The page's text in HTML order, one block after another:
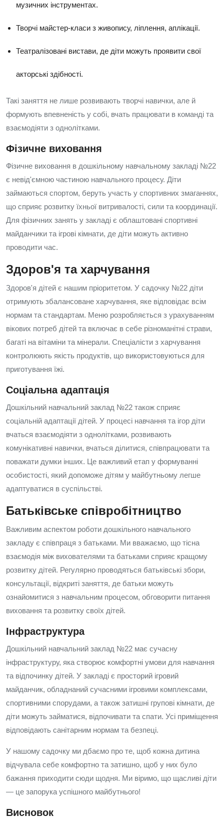
музичних інструментах.
Творчі майстер-класи з живопису, ліплення, аплікації.
Театралізовані вистави, де діти можуть проявити свої
акторські здібності.
Такі заняття не лише розвивають творчі навички, але й
формують впевненість у собі, вчать працювати в команді та
взаємодіяти з однолітками.
Фізичне виховання
Фізичне виховання в дошкільному навчальному закладі №22
є невід'ємною частиною навчального процесу. Діти
займаються спортом, беруть участь у спортивних змаганнях,
що сприяє розвитку їхньої витривалості, сили та координації.
Для фізичних занять у закладі є облаштовані спортивні
майданчики та ігрові кімнати, де діти можуть активно
проводити час.
Здоров'я та харчування
Здоров'я дітей є нашим пріоритетом. У садочку №22 діти
отримують збалансоване харчування, яке відповідає всім
нормам та стандартам. Меню розробляється з урахуванням
вікових потреб дітей та включає в себе різноманітні страви,
багаті на вітаміни та мінерали. Спеціалісти з харчування
контролюють якість продуктів, що використовуються для
приготування їжі.
Соціальна адаптація
Дошкільний навчальний заклад №22 також сприяє
соціальній адаптації дітей. У процесі навчання та ігор діти
вчаться взаємодіяти з однолітками, розвивають
комунікативні навички, вчаться ділитися, співпрацювати та
поважати думки інших. Це важливий етап у формуванні
особистості, який допоможе дітям у майбутньому легше
адаптуватися в суспільстві.
Батьківське співробітництво
Важливим аспектом роботи дошкільного навчального
закладу є співпраця з батьками. Ми вважаємо, що тісна
взаємодія між вихователями та батьками сприяє кращому
розвитку дітей. Регулярно проводяться батьківські збори,
консультації, відкриті заняття, де батьки можуть
ознайомитися з навчальним процесом, обговорити питання
виховання та розвитку своїх дітей.
Інфраструктура
Дошкільний навчальний заклад №22 має сучасну
інфраструктуру, яка створює комфортні умови для навчання
та відпочинку дітей. У закладі є просторий ігровий
майданчик, обладнаний сучасними ігровими комплексами,
спортивними спорудами, а також затишні групові кімнати, де
діти можуть займатися, відпочивати та спати. Усі приміщення
відповідають санітарним нормам та безпеці.
У нашому садочку ми дбаємо про те, щоб кожна дитина
відчувала себе комфортно та затишно, щоб у них було
бажання приходити сюди щодня. Ми віримо, що щасливі діти
— це запорука успішного майбутнього!
Висновок